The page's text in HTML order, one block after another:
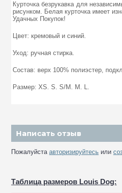
Курточка безрукавка для
рисунком. Белая курточка имеет
Удачных Покупок!
Цвет: кремовый и синий.
Уход: ручная стирка.
Состав: верх 100% полиэстер,
Размер: XS. S. S/M. M. L.
Написать отзыв
Пожалуйста авторизируйтесь или
Таблица размеров Louis Dog: